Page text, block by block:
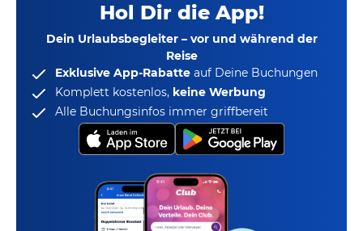
Hol Dir die App!
Dein Urlaubsbegleiter – vor und während der
Reise
Exklusive App-Rabatte auf Deine Buchungen
Komplett kostenlos, keine Werbung
Alle Buchungsinfos immer griffbereit